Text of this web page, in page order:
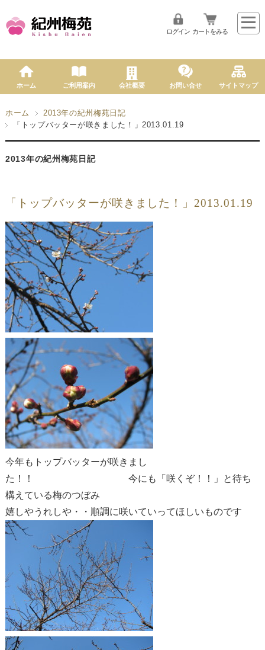
ログイン カートをみる
ホーム ご利用案内 会社概要 お問い合せ サイトマップ
ホーム
2013年の紀州梅苑日記
「トップバッターが咲きました！」2013.01.19
2013年の紀州梅苑日記
「トップバッターが咲きました！」2013.01.19
今年もトップバッターが咲きまし
た！！ 今にも「咲くぞ！！」と待ち
構えている梅のつぼみ
嬉しやうれしや・・順調に咲いていってほしいものです